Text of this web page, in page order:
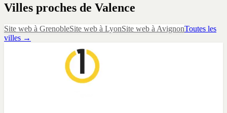
Villes proches de Valence
Site web à GrenobleSite web à LyonSite web àAvignonToutes les
villes →